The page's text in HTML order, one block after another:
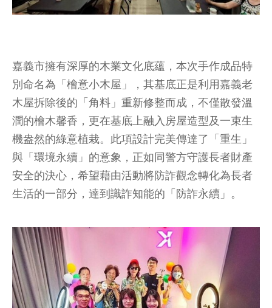
嘉義市擁有深厚的木業文化底蘊，本次手作成品特
別命名為「檜意小木屋」，其基底正是利用嘉義老
木屋拆除後的「角料」重新修整而成，不僅散發溫
潤的檜木馨香，更在基底上融入房屋造型及一束生
機盎然的綠意植栽。此項設計完美傳達了「重生」
與「環境永續」的意象，正如同警方守護長者財產
安全的決心，希望藉由活動將防詐觀念轉化為長者
生活的一部分，達到識詐知能的「防詐永續」。